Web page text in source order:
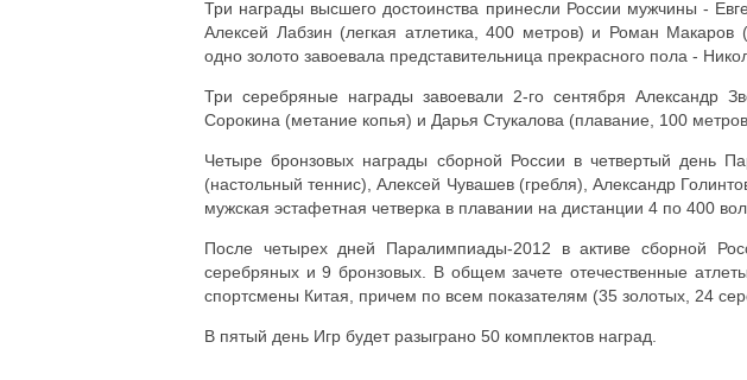
Три награды высшего достоинства принесли России мужчины -
Алексей Лабзин (легкая атлетика, 400 метров) и Роман
одно золото завоевала представительница прекрасного пола -
Три серебряные награды завоевали 2-го сентября Александр
Сорокина (метание копья) и Дарья Стукалова (плавание, 100
Четыре бронзовых награды сборной России в четвертый день
(настольный теннис), Алексей Чувашев (гребля), Александр
мужская эстафетная четверка в плавании на дистанции 4 по 400
После четырех дней Паралимпиады-2012 в активе сборной
серебряных и 9 бронзовых. В общем зачете отечественные
спортсмены Китая, причем по всем показателям (35 золотых, 24
В пятый день Игр будет разыграно 50 комплектов наград.